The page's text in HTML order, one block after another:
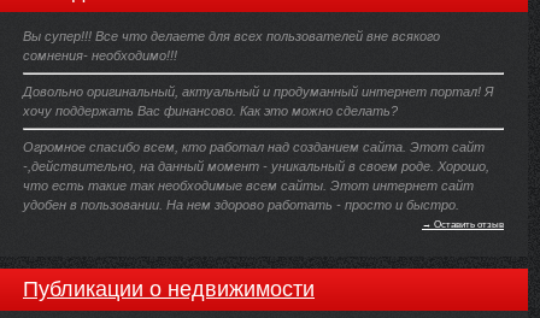
Вы супер!!! Все что делаете для всех пользователей вне всякого
сомнения- необходимо!!!
Довольно оригинальный, актуальный и продуманный интернет портал! Я
хочу поддержать Вас финансово. Как это можно сделать?
Огромное спасибо всем, кто работал над созданием сайта. Этот сайт
-,действительно, на данный момент - уникальный в своем роде. Хорошо,
что есть такие так необходимые всем сайты. Этот интернет сайт
удобен в пользовании. На нем здорово работать - просто и быстро.
→ Оставить отзыв
Публикации о недвижимости